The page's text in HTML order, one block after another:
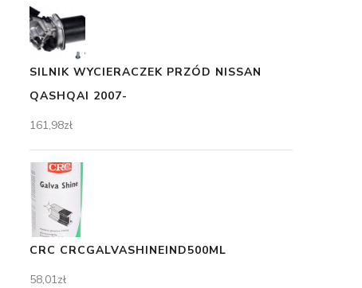
SILNIK WYCIERACZEK PRZÓD NISSAN
QASHQAI 2007-
161,98zł
CRC CRCGALVASHINEIND500ML
58,01zł